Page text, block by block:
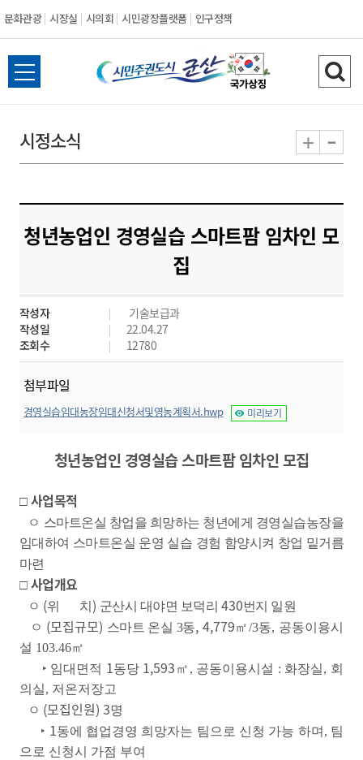
문화관광 시장실 시의회 시민광장플랫폼 인구정책
시
민
도
시
군
산
전
체
뉴
열
검
색
기
시정소식 + -
청년농업인 경영실습 스마트팜 임차인 모
집
작성자
기술보급과
작성일
22.04.27
조회수
12780
첨부파일
경영실습임대농장임대신청서및영농계획서.hwp 미리보기
청년농업인 경영실습 스마트팜 임차인 모집
□ 사업목적
ㅇ 스마트온실 창업을 희망하는 청년에게 경영실습농장을
임대하여 스마트온실 운영 실습 경험 함양시켜 창업 밑거름
마련
□ 사업개요
ㅇ (위 치 ) 군산시 대야면 보덕리 430번지 일원
ㅇ (모집규모) 스마트 온실 3동, 4,779㎡/3동, 공동이용시
설 103.46㎡
‣ 임대면적 1동당 1,593 ㎡, 공동이용시설 : 화장실, 회
의실, 저온저장고
ㅇ (모집인원) 3명
‣ 1동에 협업경영 희망자는 팀으로 신청 가능 하며, 팀
으로 신청시 가점 부여